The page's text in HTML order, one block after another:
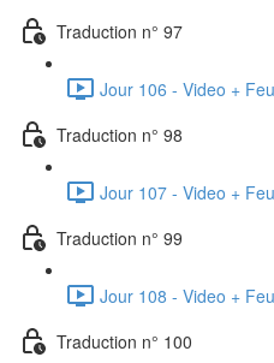
Traduction n° 97
Jour 106 - Video +
Traduction n° 98
Jour 107 - Video +
Traduction n° 99
Jour 108 - Video +
Traduction n° 100